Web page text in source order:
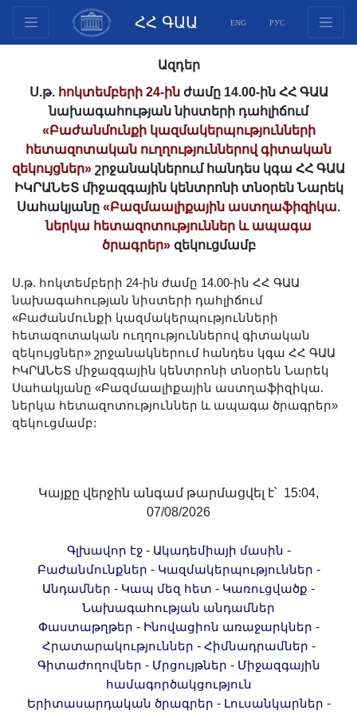
ՀՀ ԳԱԱ ENG РУС
անդամներ
Փաստաթղթեր
Ինովացիոն առաջարկներ
Հրատարակություններ
Հիմնադրամներ
Գիտաժողովներ
համագործակցություն
Երիտասարդական
ծրագրեր
Լուսանկարներ
Տեսադարան
Վեբ ռեսուրսներ
«Գիտության աշխարհում»
Ազդեր
Հոբելյաններ
Համալսարաններ
Նորություններ
Գիտական արդյունքներ
Սփյուռքի գիտնականները
Ազդեր
Ս.թ. հոկտեմբերի 24-ինժամը 14.00-ին ՀՀ ԳԱԱ
նախագահության նիստերի դահլիճում
«Բաժանմունքի կազմակերպությունների
հետազոտական ուղղություններով գիտական
զեկույցներ» շրջանակներում հանդես կգա ՀՀ ԳԱԱ
ԻԿՐԱՆԵՏ միջազգային կենտրոնի տնօրեն Նարեկ
Սահակյանը «Բազմաալիքային աստղաֆիզիկա.
ներկա հետազոտություններ և ապագա
ծրագրեր»զեկուցմամբ
Ս.թ. հոկտեմբերի 24-ին ժամը 14.00-ին ՀՀ ԳԱԱ
նախագահության նիստերի դահլիճում
«Բաժանմունքի կազմակերպությունների
հետազոտական ուղղություններով գիտական
զեկույցներ» շրջանակներում հանդես կգա ՀՀ ԳԱԱ
ԻԿՐԱՆԵՏ միջազգային կենտրոնի տնօրեն Նարեկ
Սահակյանը «Բազմաալիքային աստղաֆիզիկա.
ներկա հետազոտություններ և ապագա ծրագրեր»
զեկուցմամբ:
Կայքը վերջին անգամ թարմացվել է՝ 15:04,
07/08/2026
Գլխավոր էջ- Ակադեմիայի մասին -
Բաժանմունքներ - Կազմակերպություններ -
Անդամներ - Կապ մեզ հետ - Կառուցվածք -
Նախագահության անդամներ
Փաստաթղթեր - Ինովացիոն առաջարկներ -
Հրատարակություններ - Հիմնադրամներ -
Գիտաժողովներ - Մրցույթներ - Միջազգային
համագործակցություն
Երիտասարդական ծրագրեր - Լուսանկարներ -